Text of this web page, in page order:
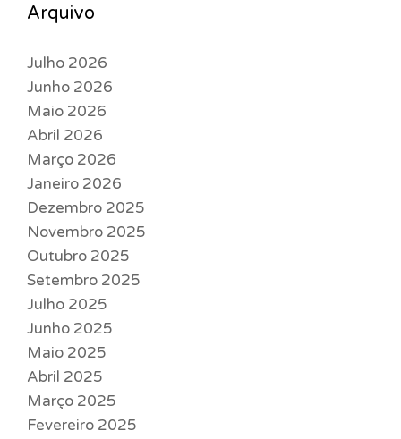
Arquivo
Julho 2026
Junho 2026
Maio 2026
Abril 2026
Março 2026
Janeiro 2026
Dezembro 2025
Novembro 2025
Outubro 2025
Setembro 2025
Julho 2025
Junho 2025
Maio 2025
Abril 2025
Março 2025
Fevereiro 2025